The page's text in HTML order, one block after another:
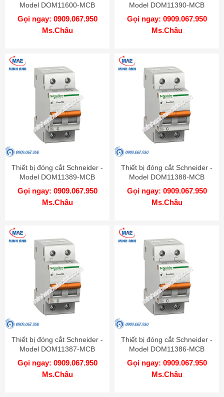
Model DOM11600-MCB
Gọi ngay: 0909.067.950
Ms.Châu
Model DOM11390-MCB
Gọi ngay: 0909.067.950
Ms.Châu
Thiết bị đóng cắt Schneider -
Model DOM11389-MCB
Gọi ngay: 0909.067.950
Ms.Châu
Thiết bị đóng cắt Schneider -
Model DOM11388-MCB
Gọi ngay: 0909.067.950
Ms.Châu
Thiết bị đóng cắt Schneider -
Model DOM11387-MCB
Gọi ngay: 0909.067.950
Ms.Châu
Thiết bị đóng cắt Schneider -
Model DOM11386-MCB
Gọi ngay: 0909.067.950
Ms.Châu